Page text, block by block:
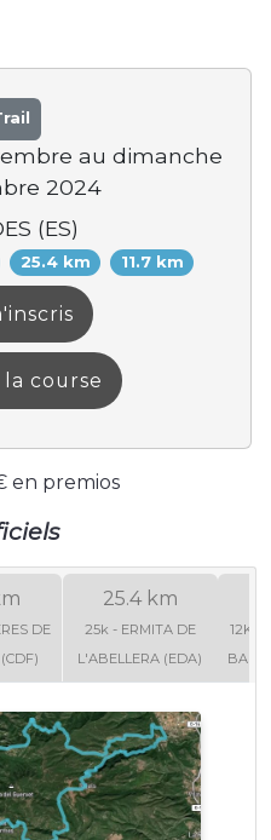
au dimanche
2024
(ES)
25.4 km 11.7 km
course
en premios
DE
25.4 km
25k - ERMITA DE
L'ABELLERA (EDA)
12K -